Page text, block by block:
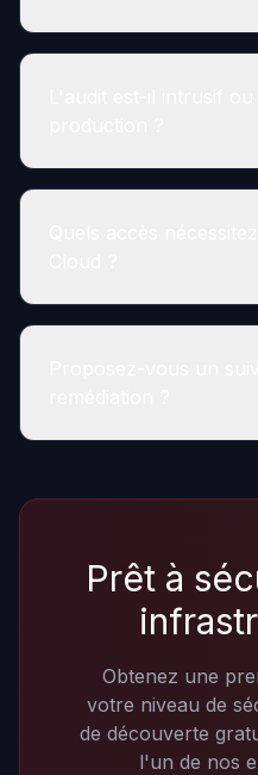
Prêt à
Obtenez une
votre niveau de
de découverte
l'un de nos